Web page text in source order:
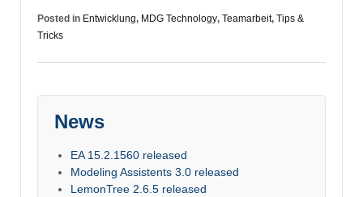
Posted in Entwicklung, MDG Technology, Teamarbeit, Tips &
Tricks
News
EA 15.2.1560 released
Modeling Assistents 3.0 released
LemonTree 2.6.5 released